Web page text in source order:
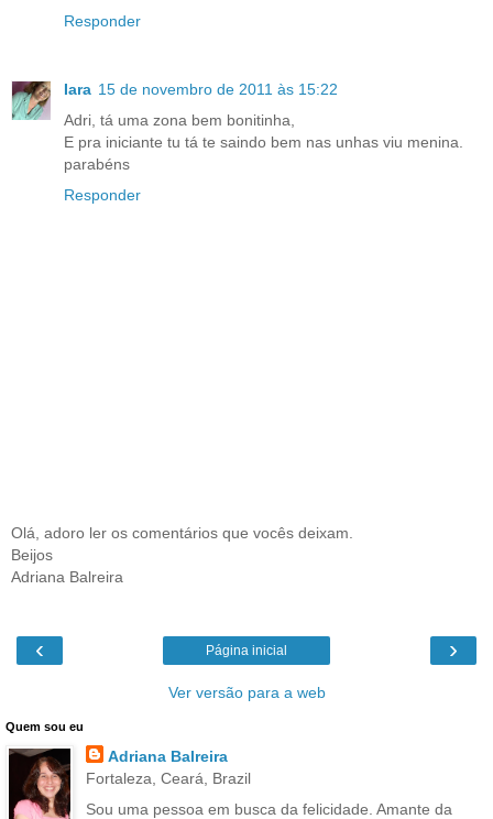
Responder
Iara 15 de novembro de 2011 às 15:22
Adri, tá uma zona bem bonitinha,
E pra iniciante tu tá te saindo bem nas unhas viu menina.
parabéns
Responder
Olá, adoro ler os comentários que vocês deixam.
Beijos
Adriana Balreira
‹ ›
Página inicial
Ver versão para a web
Quem sou eu
Adriana Balreira
Fortaleza, Ceará, Brazil
Sou uma pessoa em busca da felicidade. Amante da